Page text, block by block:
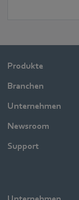
Produkte
Branchen
Unternehmen
Newsroom
Support